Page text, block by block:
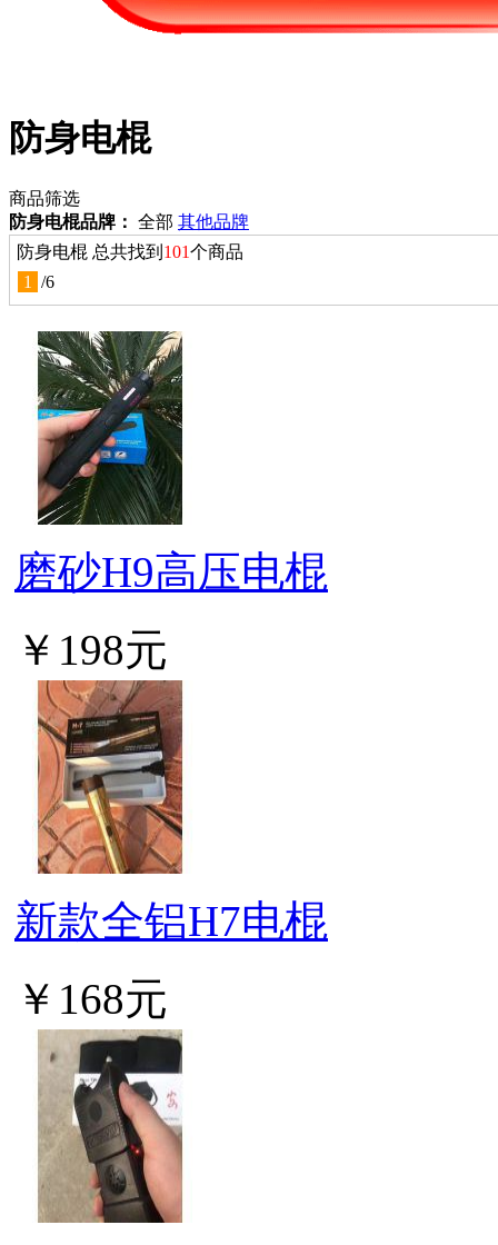
防身电棍
商品筛选
防身电棍品牌： 全部 其他品牌
防身电棍 总共找到 101个商品
1
/6
磨砂H9高压电棍
￥198元
新款全铝H7电棍
￥168元